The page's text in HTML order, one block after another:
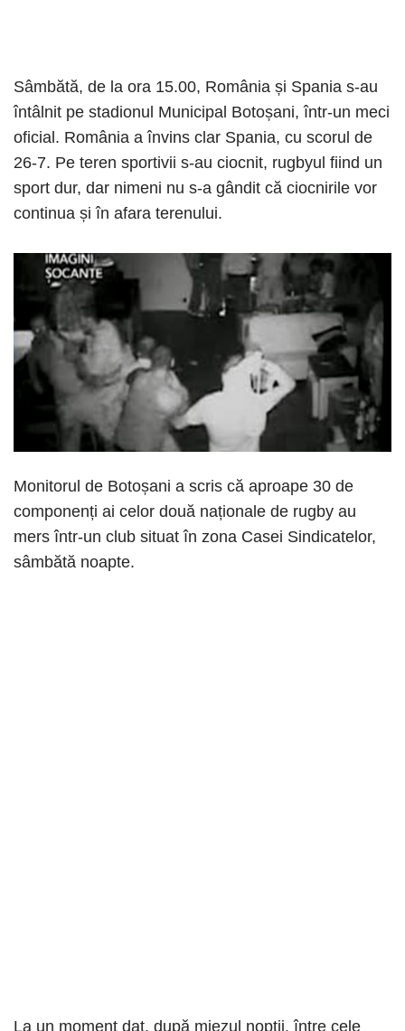
Sâmbătă, de la ora 15.00, România și Spania s-au
întâlnit pe stadionul Municipal Botoșani, într-un meci
oficial. România a învins clar Spania, cu scorul de
26-7. Pe teren sportivii s-au ciocnit, rugbyul fiind un
sport dur, dar nimeni nu s-a gândit că ciocnirile vor
continua și în afara terenului.
Monitorul de Botoșani a scris că aproape 30 de
componenți ai celor două naționale de rugby au
mers într-un club situat în zona Casei Sindicatelor,
sâmbătă noapte.
La un moment dat, după miezul nopții, între cele